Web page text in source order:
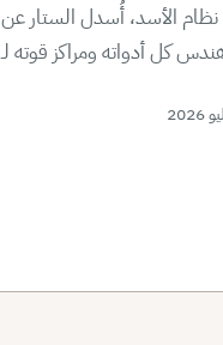
الأسد، أُسدل الستار عن
كل أدواته ومراكز